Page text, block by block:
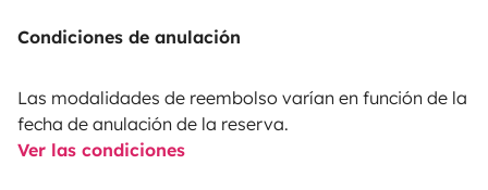
Condiciones de anulación
Las modalidades de reembolso varían en función de la
fecha de anulación de la reserva.
Ver las condiciones